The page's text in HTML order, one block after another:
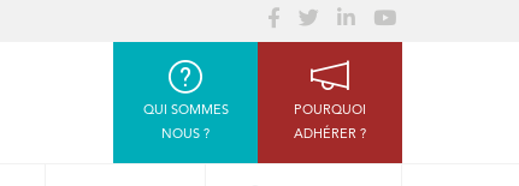
QUI SOMMES
NOUS ?
POURQUOI
ADHÉRER ?